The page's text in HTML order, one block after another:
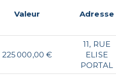
Valeur Adresse
225 000,00 €
11, RUE
ELISE
PORTAL